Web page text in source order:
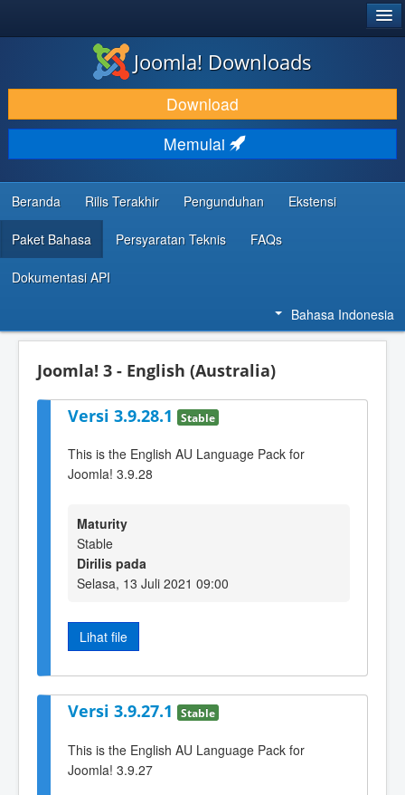
DOWNLOAD & KEMBANGKAN
TEMUKAN & PELAJARI
DUKUNGAN & KOMUNITAS
REFERENSI DEVELOPER
Joomla! Downloads
Download
Memulai
Beranda Rilis Terakhir Pengunduhan Ekstensi
Paket Bahasa Persyaratan Teknis FAQs
Dokumentasi API
Bahasa Indonesia
Joomla! 3 - English (Australia)
Versi 3.9.28.1 Stable
This is the English AU Language Pack for
Joomla! 3.9.28
Maturity
Stable
Dirilis pada
Selasa, 13 Juli 2021 09:00
Lihat file
Versi 3.9.27.1 Stable
This is the English AU Language Pack for
Joomla! 3.9.27